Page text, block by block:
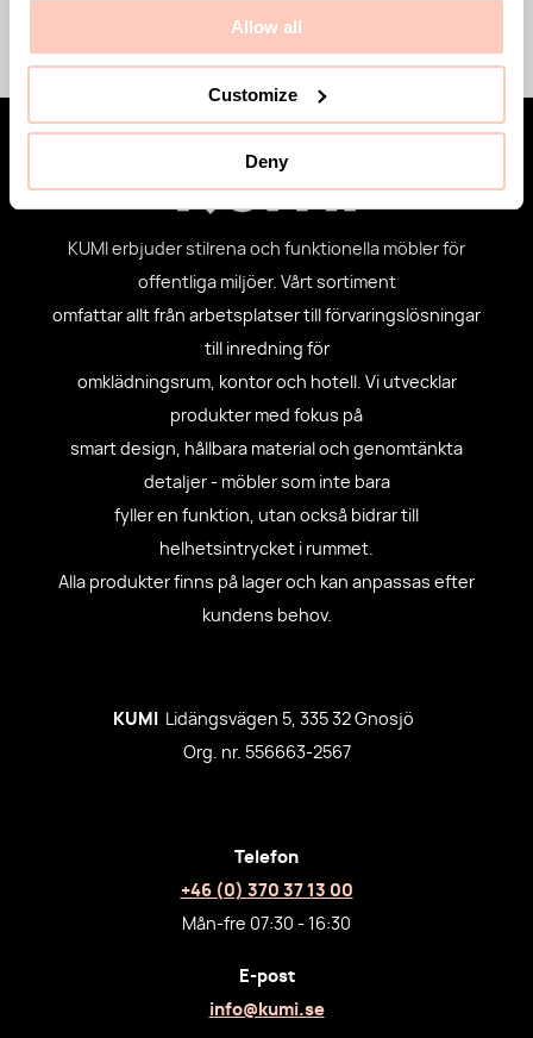
Allow all
Customize
Deny
KUMI erbjuder stilrena och funktionella möbler för
offentliga miljöer. Vårt sortiment
omfattar allt från arbetsplatser till förvaringslösningar
till inredning för
omklädningsrum, kontor och hotell. Vi utvecklar
produkter med fokus på
smart design, hållbara material och genomtänkta
detaljer - möbler som inte bara
fyller en funktion, utan också bidrar till
helhetsintrycket i rummet.
Alla produkter finns på lager och kan anpassas efter
kundens behov.
KUMI
Lidängsvägen 5, 335 32 Gnosjö
Org. nr. 556663-2567
Telefon
+46 (0) 370 37 13 00
Mån-fre 07:30 - 16:30
E-post
info@kumi.se